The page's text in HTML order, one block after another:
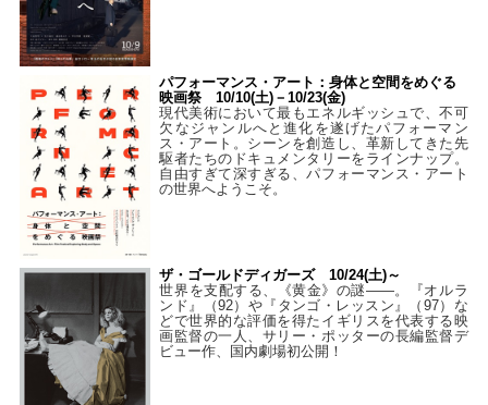
パフォーマンス・アート：身体と空間をめぐる
映画祭 10/10(土)－10/23(金)
現代美術において最もエネルギッシュで、不可
欠なジャンルへと進化を遂げたパフォーマン
ス・アート。シーンを創造し、革新してきた先
駆者たちのドキュメンタリーをラインナップ。
自由すぎて深すぎる、パフォーマンス・アート
の世界へようこそ。
ザ・ゴールドディガーズ 10/24(土)～
世界を支配する、《黄金》の謎――。『オルラ
ンド』（92）や『タンゴ・レッスン』（97）な
どで世界的な評価を得たイギリスを代表する映
画監督の一人、サリー・ポッターの長編監督デ
ビュー作、国内劇場初公開！